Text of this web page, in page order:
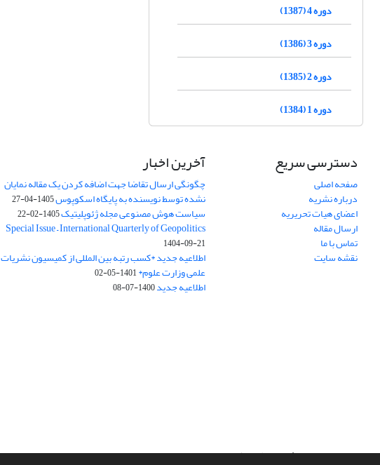
دوره 4 (1387)
دوره 3 (1386)
دوره 2 (1385)
دوره 1 (1384)
دسترسی سریع
صفحه اصلی
درباره نشریه
اعضای هیات تحریریه
ارسال مقاله
تماس با ما
نقشه سایت
آخرین اخبار
چگونگی ارسال تقاضا جهت اضافه کردن یک مقاله نمایان
نشده توسط نویسنده به پایگاه اسکوپوس1405-04-27
سیاست هوش مصنوعی مجله ژئوپلیتیک1405-02-22
Special Issue – International Quarterly of Geopolitics
1404-09-21
اطلاعیه جدید *کسب رتبه بین المللی از کمیسیون نشریات
علمی وزارت علوم*1401-05-02
اطلاعیه جدید1400-07-08
سامانه مدیریت نشریات علمی.طراحی و پیاده سازی ازسیناوب